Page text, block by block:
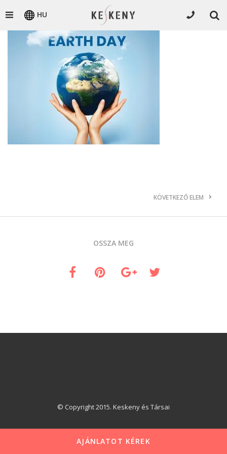
HU
KÖVETKEZŐ ELEM
OSSZA MEG
© Copyright 2015. Keskeny és Társai
AJÁNLATOT KÉREK